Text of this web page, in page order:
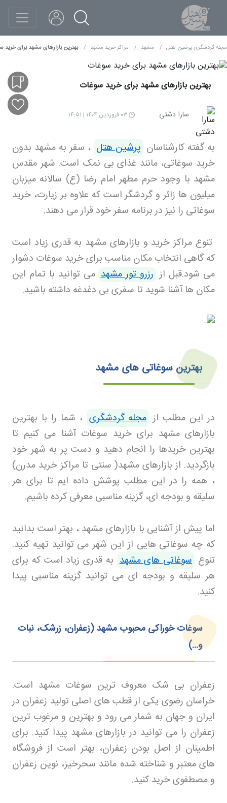
مجله گردشگری پرشین هتل مشهد مراکز خرید مشهد بهترین بازارهای مشهد برای خرید
بهترین بازارهای مشهد برای خرید سوغات
سارا دشتی ۰۳ فروردین ۱۴۰۴ | ۱۴:۵۱
به گفته کارشناسان پرشین هتل ، سفر به مشهد بدون
خرید سوغاتی، مانند غذای بی نمک است. شهر مقدس
مشهد با وجود حرم مطهر امام رضا (ع) سالانه میزبان
میلیون ها زائر و گردشگر است که علاوه بر زیارت، خرید
سوغاتی را نیز در برنامه سفر خود قرار می دهند.
تنوع مراکز خرید و بازارهای مشهد به قدری زیاد است
که گاهی انتخاب مکان مناسب برای خرید سوغات دشوار
می شود.قبل از رزرو تور مشهد می توانید با تمام این
مکان ها آشنا شوید تا سفری بی دغدغه داشته باشید.
بهترین سوغاتی های مشهد
در این مطلب از مجله گردشگری ، شما را با بهترین
بازارهای مشهد برای خرید سوغات آشنا می کنیم تا
بهترین خریدها را انجام دهید و دست پر به شهر خود
بازگردید. از بازارهای مشهد( سنتی تا مراکز خرید مدرن)
، همه را در این مطلب پوشش داده ایم تا برای هر
سلیقه و بودجه ای، گزینه مناسبی معرفی کرده باشیم.
اما پیش از آشنایی با بازارهای مشهد ، بهتر است بدانید
که چه سوغاتی هایی از این شهر می توانید تهیه کنید.
تنوع سوغاتی های مشهد به قدری زیاد است که برای
هر سلیقه و بودجه ای می توانید گزینه مناسبی پیدا
کنید.
سوغات خوراکی محبوب مشهد (زعفران، زرشک، نبات
و...)
زعفران بی شک معروف ترین سوغات مشهد است.
خراسان رضوی یکی از قطب های اصلی تولید زعفران در
ایران و جهان به شمار می رود و بهترین و مرغوب ترین
زعفران را می توانید در بازارهای مشهد پیدا کنید. برای
اطمینان از اصل بودن زعفران، بهتر است از فروشگاه
های معتبر و شناخته شده مانند سحرخیز، نوین زعفران
و مصطفوی خرید کنید.